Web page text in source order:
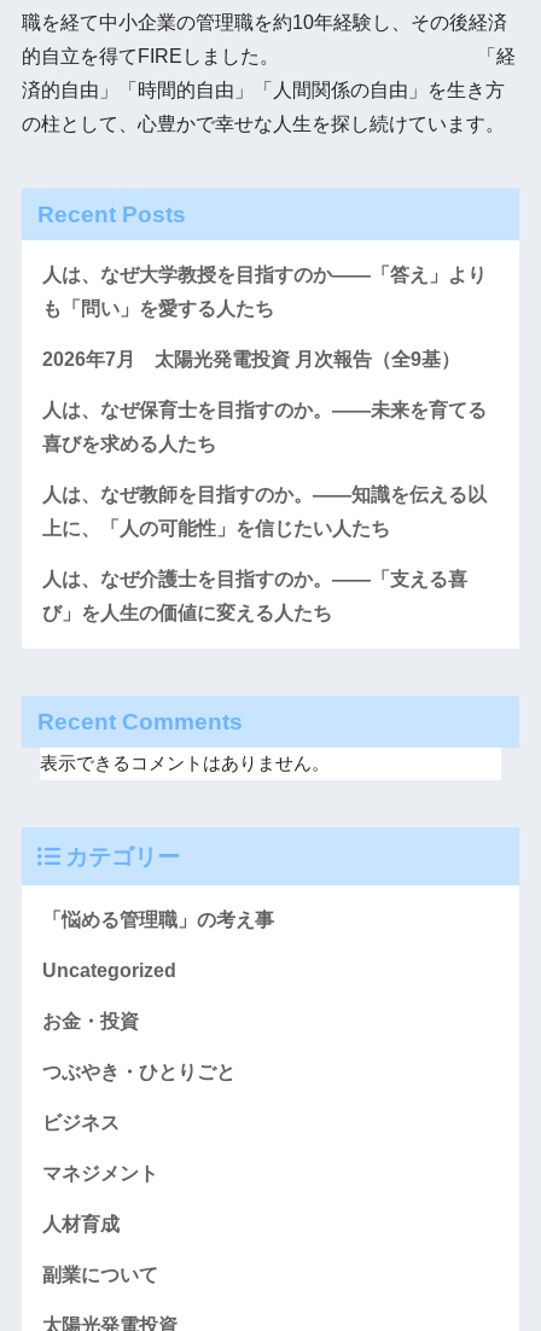
職を経て中小企業の管理職を約10年経験し、その後経済
的自立を得てFIREしました。 「経
済的自由」「時間的自由」「人間関係の自由」を生き方
の柱として、心豊かで幸せな人生を探し続けています。
Recent Posts
人は、なぜ大学教授を目指すのか――「答え」より
も「問い」を愛する人たち
2026年7月 太陽光発電投資 月次報告（全9基）
人は、なぜ保育士を目指すのか。――未来を育てる
喜びを求める人たち
人は、なぜ教師を目指すのか。――知識を伝える以
上に、「人の可能性」を信じたい人たち
人は、なぜ介護士を目指すのか。――「支える喜
び」を人生の価値に変える人たち
Recent Comments
表示できるコメントはありません。
カテゴリー
「悩める管理職」の考え事
Uncategorized
お金・投資
つぶやき・ひとりごと
ビジネス
マネジメント
人材育成
副業について
太陽光発電投資